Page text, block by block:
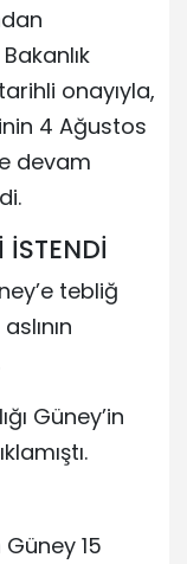
onayıyla,
4 Ağustos
devam
İSTENDİ
tebliğ
Güney’in
15